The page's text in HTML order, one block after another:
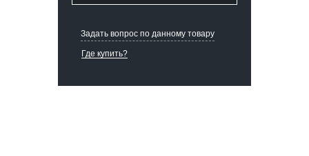
Задать вопрос по данному товару
Где купить?